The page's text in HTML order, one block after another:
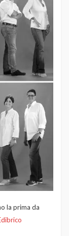
la prima da